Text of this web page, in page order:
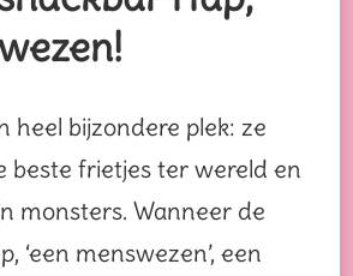
heel bijzondere plek: ze
beste frietjes ter wereld en
monsters. Wanneer de
‘een menswezen’, een